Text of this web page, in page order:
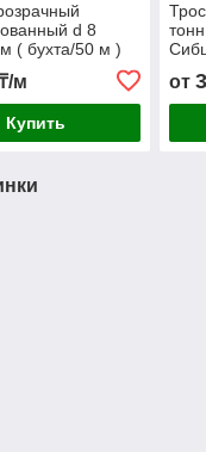
d 8
( бухта/50 м )
м
Купить
от